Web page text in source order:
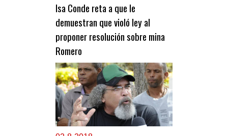
Isa Conde reta a que le
demuestran que violó ley al
proponer resolución sobre mina
Romero